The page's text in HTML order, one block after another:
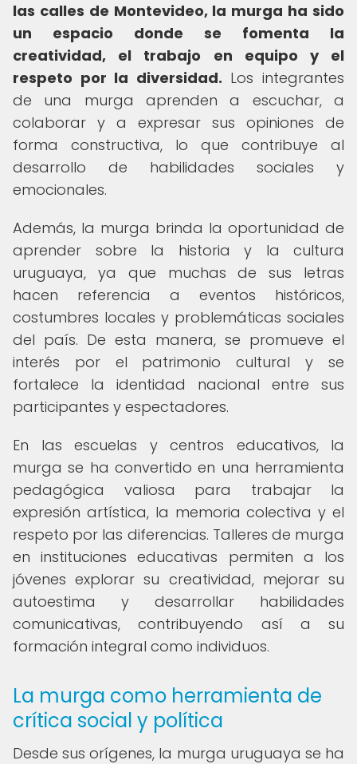
las calles de Montevideo, la murga ha sido
un espacio donde se fomenta la
creatividad, el trabajo en equipo y el
respeto por la diversidad. Los integrantes
de una murga aprenden a escuchar, a
colaborar y a expresar sus opiniones de
forma constructiva, lo que contribuye al
desarrollo de habilidades sociales y
emocionales.
Además, la murga brinda la oportunidad de
aprender sobre la historia y la cultura
uruguaya, ya que muchas de sus letras
hacen referencia a eventos históricos,
costumbres locales y problemáticas sociales
del país. De esta manera, se promueve el
interés por el patrimonio cultural y se
fortalece la identidad nacional entre sus
participantes y espectadores.
En las escuelas y centros educativos, la
murga se ha convertido en una herramienta
pedagógica valiosa para trabajar la
expresión artística, la memoria colectiva y el
respeto por las diferencias. Talleres de murga
en instituciones educativas permiten a los
jóvenes explorar su creatividad, mejorar su
autoestima y desarrollar habilidades
comunicativas, contribuyendo así a su
formación integral como individuos.
La murga como herramienta de
crítica social y política
Desde sus orígenes, la murga uruguaya se ha